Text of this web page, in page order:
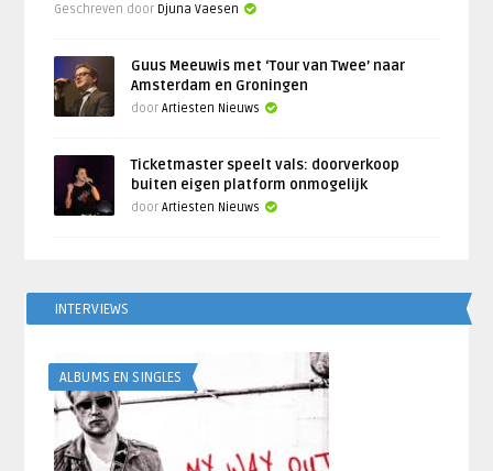
Geschreven door Djuna Vaesen
Guus Meeuwis met ‘Tour van Twee’ naar
Amsterdam en Groningen
doorArtiesten Nieuws
Ticketmaster speelt vals: doorverkoop
buiten eigen platform onmogelijk
doorArtiesten Nieuws
INTERVIEWS
ALBUMS EN SINGLES